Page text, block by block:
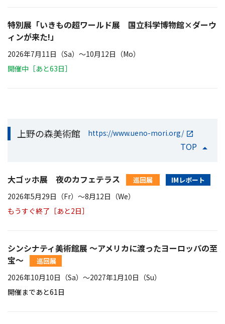
特別展「いきもの超ワールド展 国立科学博物館×ダーウ
ィンが来た!」
2026年7月11日（Sa）〜10月12日（Mo）
開催中［あと63日］
上野の森美術館 https://www.ueno-mori.org/
TOP
大ゴッホ展 夜のカフェテラス 巡回展 IMレポート
2026年5月29日（Fr）〜8月12日（We）
もうすぐ終了［あと2日］
シンシナティ美術館展 ～アメリカに渡ったヨーロッパの至
宝～
巡回展
2026年10月10日（Sa）〜2027年1月10日（Su）
開催まであと61日